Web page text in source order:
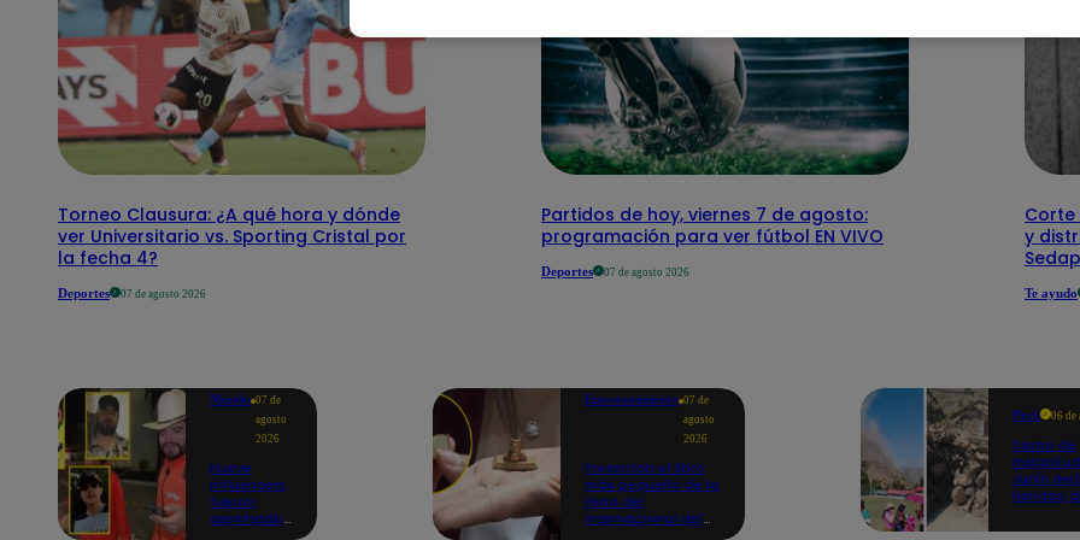
Torneo Clausura: ¿A qué hora y dónde
ver Universitario vs. Sporting Cristal por
la fecha 4?
Deportes 07 de agosto 2026
Partidos de hoy, viernes 7 de agosto:
programación para ver fútbol EN VIVO
Deportes 07 de agosto 2026
Corte
y
Te ayudo
Mundo 07 de
agosto
2026
Nueve
influencers
fueron
asesinados
Entretenimiento 07 de
agosto
2026
Presentan el libro
más pequeño de la
Feria del
Internacional del
Perú 06 de
Sismo de
Junín
heridos,
propició